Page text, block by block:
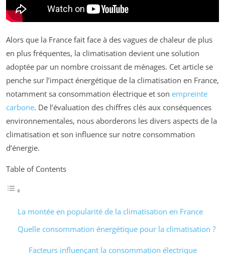
Alors que la France fait face à des vagues de chaleur de plus
en plus fréquentes, la climatisation devient une solution
adoptée par un nombre croissant de ménages. Cet article se
penche sur l’impact énergétique de la climatisation en France,
notamment sa consommation électrique et son empreinte
carbone. De l’évaluation des chiffres clés aux conséquences
environnementales, nous aborderons les divers aspects de la
climatisation et son influence sur notre consommation
d’énergie.
Table of Contents
La montée en popularité de la climatisation en France
Quelle consommation énergétique pour la climatisation ?
Facteurs influençant la consommation électrique